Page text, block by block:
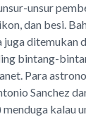
unsur
dan besi.
juga ditemukan
bintang-
Para
Sanchez
kalau